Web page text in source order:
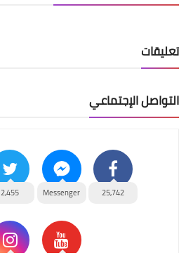
تعليقات
التواصل الإجتماعي
25,742
Messenger
2,455